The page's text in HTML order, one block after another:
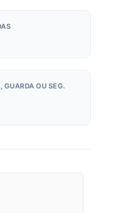
GUARDA OU SEG.